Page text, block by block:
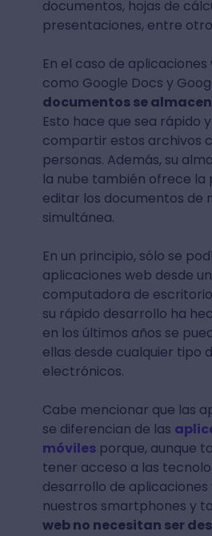
documentos, hojas de
presentaciones, entre
En el caso de
como Google Docs y
documentos se
Esto hace que sea rápido
compartir estos archivos
personas. Además, su
la nube también ofrece la
editar los documentos de
simultánea.
En un principio, sólo se
aplicaciones web desde
computadora de
su rápido desarrollo ha
en los últimos años se
ellas desde cualquier tipo
electrónicos.
Cabe mencionar que las
se diferencian de las
móvilesporque, aunque
tener acceso a las
desarrollo de aplicaciones
nuestros smartphones y
web no necesitan ser